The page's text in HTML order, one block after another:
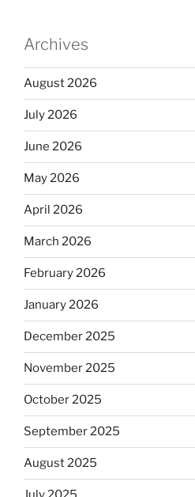
Archives
August 2026
July 2026
June 2026
May 2026
April 2026
March 2026
February 2026
January 2026
December 2025
November 2025
October 2025
September 2025
August 2025